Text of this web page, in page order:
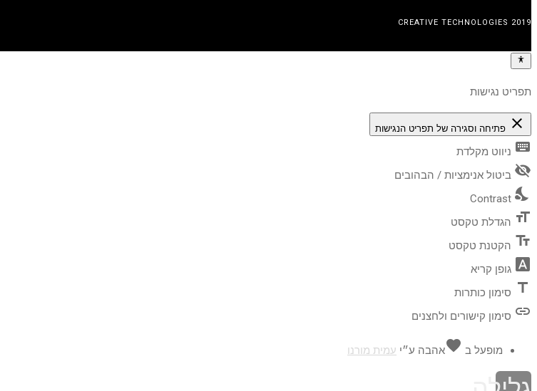
CREATIVE TECHNOLOGIES 2019
תפריט נגישות
close פתיחה וסגירה של תפריט הנגישות
keyboard ניווט מקלדת
visibility_off ביטול אנימציות / הבהובים
nights_stay
Contrast
format_size הגדלת טקסט
text_fields הקטנת טקסט
font_download גופן קריא
title סימון כותרות
link סימון קישורים ולחצנים
מופעל ב favoriteאהבה ע״י עמית מורנו